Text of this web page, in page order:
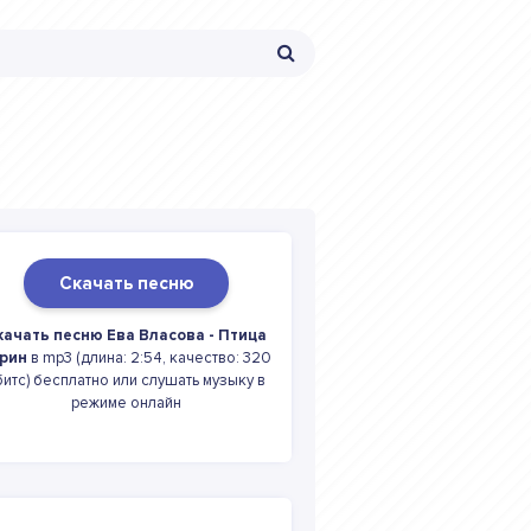
Скачать песню
песню Ева Власова - Птица
в mp3 (длина: 2:54, качество: 320
бесплатно или слушать музыку в
режиме онлайн